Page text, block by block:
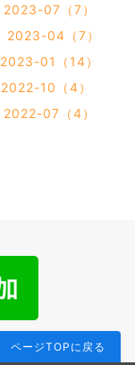
2023-07（7）
2023-04（7）
2023-01（14）
2022-10（4）
2022-07（4）
ページTOPに戻る